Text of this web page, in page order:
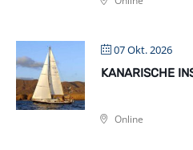
07 Okt. 2026
KANARISCHE
Online